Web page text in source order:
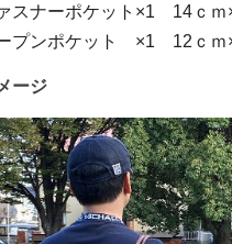
スナーポケット×1 14ｃｍ
ポケット ×1 12ｃｍ
ージ